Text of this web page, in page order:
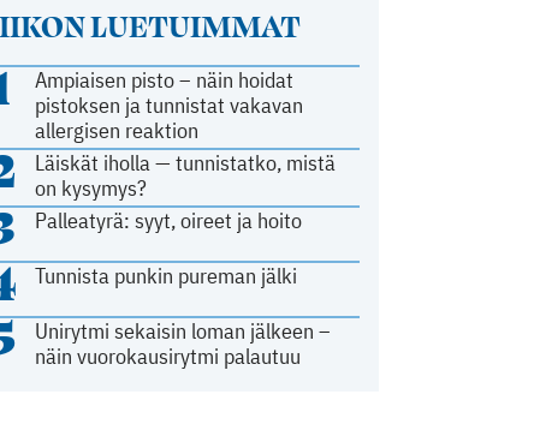
LUETUIMMAT
Ampiaisen pisto – näin hoidat
pistoksen ja tunnistat vakavan
allergisen reaktion
Läiskät iholla — tunnistatko, mistä
on kysymys?
Palleatyrä: syyt, oireet ja hoito
Tunnista punkin pureman jälki
Unirytmi sekaisin loman jälkeen –
näin vuorokausirytmi palautuu